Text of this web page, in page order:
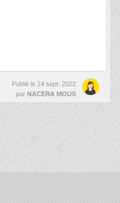
Publié le 14 sept. 2022
par NACERA MOUS